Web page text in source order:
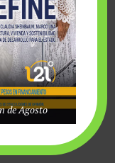
ventaja de los
los derechos
países. O sea,
corresponde
de Agosto